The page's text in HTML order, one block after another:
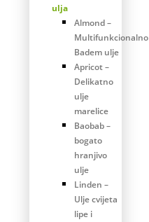
ulja
Almond –
Multifunkcionalno
Badem ulje
Apricot –
Delikatno
ulje
marelice
Baobab –
bogato
hranjivo
ulje
Linden –
Ulje cvijeta
lipe i